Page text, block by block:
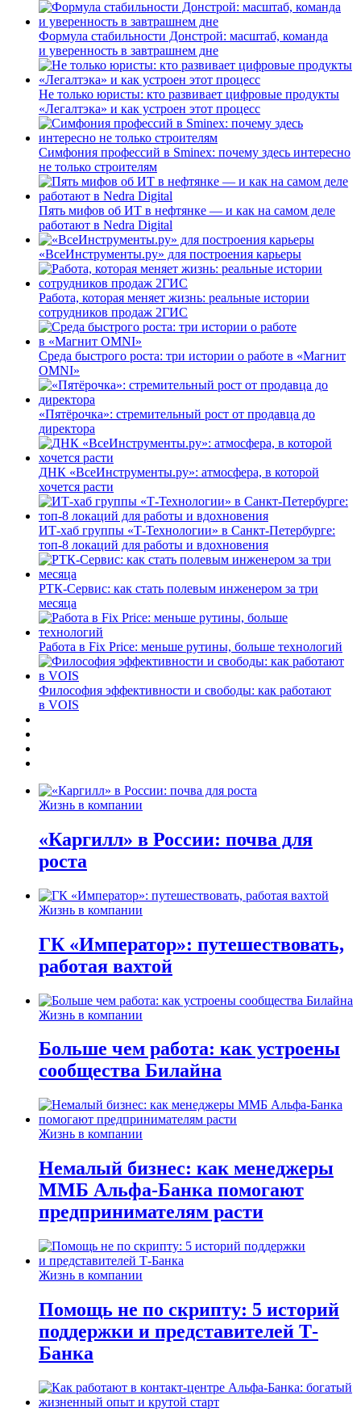
Формула стабильности Донстрой: масштаб, команда
и уверенность в завтрашнем дне
Не только юристы: кто развивает цифровые продукты
«Легалтэка» и как устроен этот процесс
Симфония профессий в Sminex: почему здесь интересно
не только строителям
Пять мифов об ИТ в нефтянке — и как на самом деле
работают в Nedra Digital
«ВсеИнструменты.ру» для построения карьеры
Работа, которая меняет жизнь: реальные истории
сотрудников продаж 2ГИС
Среда быстрого роста: три истории о работе в «Магнит
OMNI»
«Пятёрочка»: стремительный рост от продавца до
директора
ДНК «ВсеИнструменты.ру»: атмосфера, в которой
хочется расти
ИТ-хаб группы «Т-Технологии» в Санкт-Петербурге:
топ-8 локаций для работы и вдохновения
РТК-Сервис: как стать полевым инженером за три
месяца
Работа в Fix Price: меньше рутины, больше технологий
Философия эффективности и свободы: как работают
в VOIS
Жизнь в компании
«Каргилл» в России: почва для
роста
Жизнь в компании
ГК «Император»: путешествовать,
работая вахтой
Жизнь в компании
Больше чем работа: как устроены
сообщества Билайна
Жизнь в компании
Немалый бизнес: как менеджеры
ММБ Альфа-Банка помогают
предпринимателям расти
Жизнь в компании
Помощь не по скрипту: 5 историй
поддержки и представителей Т-
Банка